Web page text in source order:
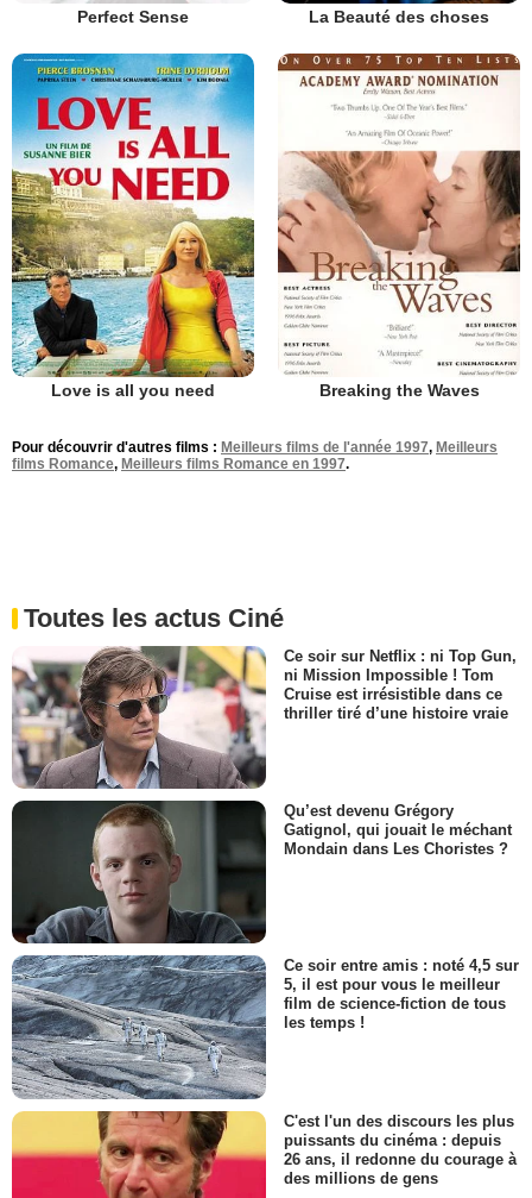
Perfect Sense La Beauté des choses
Love is all you need Breaking the Waves
Pour découvrir d'autres films : Meilleurs films de l'année 1997, Meilleurs
films Romance, Meilleurs films Romance en 1997.
Toutes les actus Ciné
Ce soir sur Netflix : ni Top Gun,
ni Mission Impossible ! Tom
Cruise est irrésistible dans ce
thriller tiré d’une histoire vraie
Qu’est devenu Grégory
Gatignol, qui jouait le méchant
Mondain dans Les Choristes ?
Ce soir entre amis : noté 4,5 sur
5, il est pour vous le meilleur
film de science-fiction de tous
les temps !
C'est l'un des discours les plus
puissants du cinéma : depuis
26 ans, il redonne du courage à
des millions de gens